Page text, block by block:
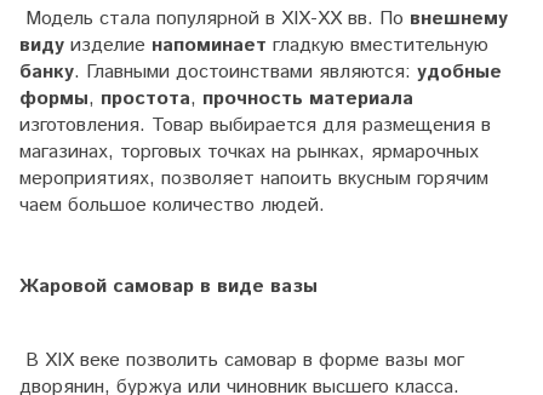
Модель стала популярной в XIX-XX вв. По внешнему
виду изделие напоминает гладкую вместительную
банку. Главными достоинствами являются: удобные
формы, простота, прочность материала
изготовления. Товар выбирается для размещения в
магазинах, торговых точках на рынках, ярмарочных
мероприятиях, позволяет напоить вкусным горячим
чаем большое количество людей.
Жаровой самовар в виде вазы
В XIX веке позволить самовар в форме вазы мог
дворянин, буржуа или чиновник высшего класса.